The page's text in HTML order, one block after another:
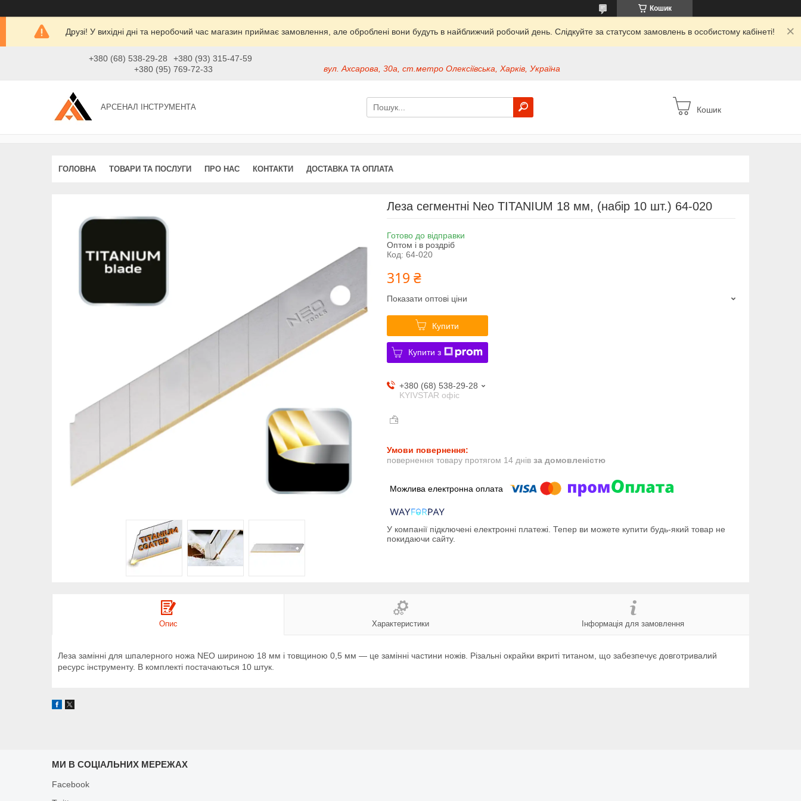
Кошик
Друзі! У вихідні дні та неробочий час магазин приймає замовлення, але оброблені вони будуть в найближчий робочий день. Слідкуйте за статусом замовлень в особистому кабінеті!
+380 (68) 538-29-28
+380 (93) 315-47-59
+380 (95) 769-72-33
вул. Ахсарова, 30а, ст.метро Олексіївська, Харків, Україна
АРСЕНАЛ ІНСТРУМЕНТА Кошик
ГОЛОВНА ТОВАРИ ТА ПОСЛУГИ ПРО НАС КОНТАКТИ ДОСТАВКА ТА ОПЛАТА
Леза сегментні Neo TITANIUM 18 мм, (набір 10 шт.) 64-020
Готово до відправки
Оптом і в роздріб
Код: 64-020
319 ₴
Показати оптові ціни
Купити
Купити з
+380 (68) 538-29-28
KYIVSTAR офіс
повернення товару протягом 14 днів за домовленістю
У компанії підключені електронні платежі. Тепер ви можете купити будь-який товар не
покидаючи сайту.
Опис Характеристики Інформація для замовлення
Леза замінні для шпалерного ножа NEO шириною 18 мм і товщиною 0,5 мм ― це замінні частини ножів. Різальні окрайки вкриті титаном, що забезпечує довготривалий
ресурс інструменту. В комплекті постачаються 10 штук.
МИ В СОЦІАЛЬНИХ МЕРЕЖАХ
Facebook